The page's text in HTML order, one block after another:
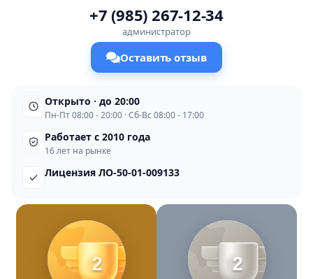
+7 (985) 267-12-34
администратор
Оставить отзыв
Открыто · до 20:00
Пн-Пт 08:00 - 20:00 · Сб-Вс 08:00 - 17:00
Работает с 2010 года
16 лет на рынке
Лицензия ЛО-50-01-009133
2 2